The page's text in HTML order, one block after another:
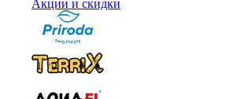
Акции и скидки